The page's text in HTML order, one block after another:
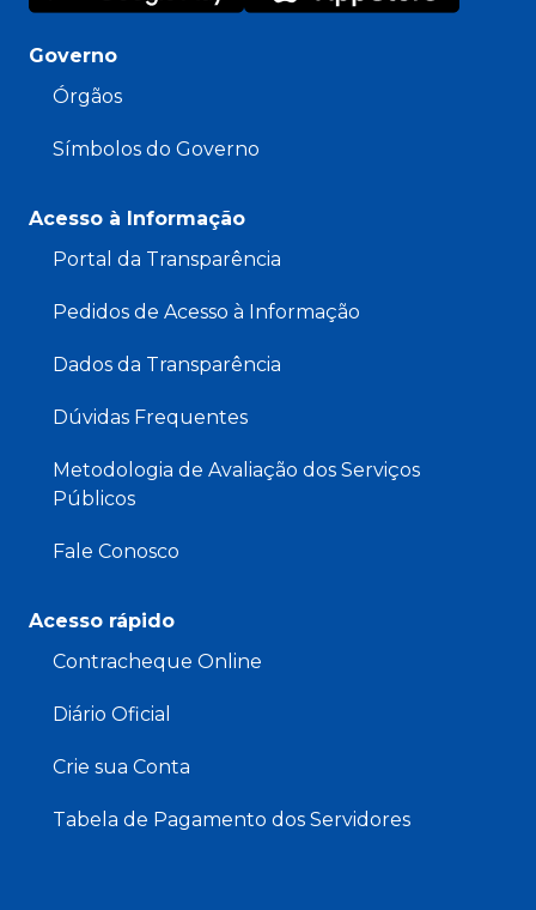
Governo
Órgãos
Símbolos do Governo
Acesso à Informação
Portal da Transparência
Pedidos de Acesso à Informação
Dados da Transparência
Dúvidas Frequentes
Metodologia de Avaliação dos Serviços
Públicos
Fale Conosco
Acesso rápido
Contracheque Online
Diário Oficial
Crie sua Conta
Tabela de Pagamento dos Servidores